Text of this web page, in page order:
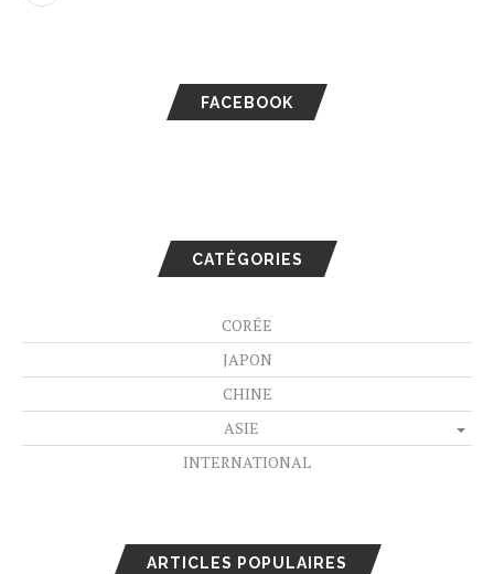
FACEBOOK
CATÉGORIES
CORÉE
JAPON
CHINE
ASIE
INTERNATIONAL
ARTICLES POPULAIRES